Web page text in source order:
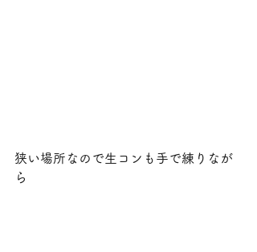
狭い場所なので生コンも手で練りなが
ら